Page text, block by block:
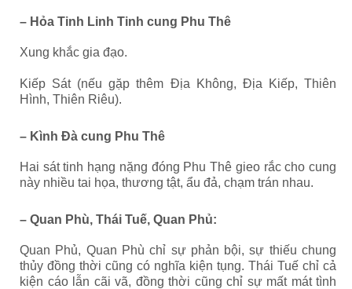
– Hỏa Tinh Linh Tinh cung Phu Thê
Xung khắc gia đạo.
Kiếp Sát (nếu gặp thêm Địa Không, Địa Kiếp, Thiên
Hình, Thiên Riêu).
– Kình Đà cung Phu Thê
Hai sát tinh hạng nặng đóng Phu Thê gieo rắc cho cung
này nhiều tai họa, thương tật, ẩu đả, chạm trán nhau.
– Quan Phù, Thái Tuế, Quan Phủ:
Quan Phủ, Quan Phù chỉ sự phản bội, sự thiếu chung
thủy đồng thời cũng có nghĩa kiện tụng. Thái Tuế chỉ cả
kiện cáo lẫn cãi vã, đồng thời cũng chỉ sự mất mát tình